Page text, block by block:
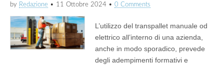
by Redazione • 11 Ottobre 2024 • 0 Comments
L’utilizzo del transpallet manuale od
elettrico all’interno di una azienda,
anche in modo sporadico, prevede
degli adempimenti formativi e